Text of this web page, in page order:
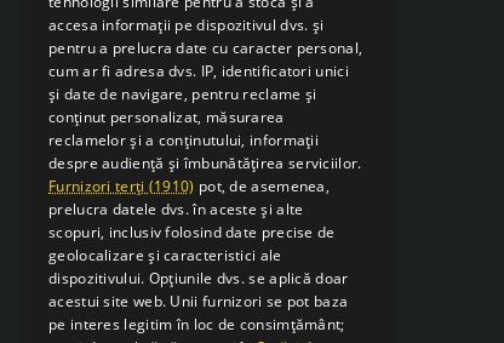
Despre Noi
Mobil: 0371 238 338
Email: office [@] sarcsudex.ro
Relatii cu clientii
accesa informații pe dispozitivul dvs. și
pentru a prelucra date cu caracter personal,
cum ar fi adresa dvs. IP, identificatori unici
și date de navigare, pentru reclame și
conținut personalizat, măsurarea
reclamelor și a conținutului, informații
despre audiență și îmbunătățirea serviciilor.
Furnizori terți (1910) pot, de asemenea,
prelucra datele dvs. în aceste și alte
scopuri, inclusiv folosind date precise de
geolocalizare și caracteristici ale
dispozitivului. Opțiunile dvs. se aplică doar
acestui site web. Unii furnizori se pot baza
pe interes legitim în loc de consimțământ;